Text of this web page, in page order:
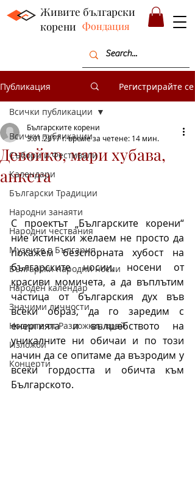
Живите български
корени Фондация
Публикация Регистрирайте се
Всички публикации
Събори и Фестивали
Календари
Български Традиции
Народни занаяти
Народни чествания
Музеите в България
Български народни носии
Народен календар
Значими личности
Носиите от Разложкия край
Изложби
Концерти
Всички публикации
Девойко, мари хубава,
анкета
Българските корени
3.01.2017 г.време за четене: 14 мин.
С проектът „Българските корени“
ние истински желаем не просто да
покажем безспорната хубост на
българските носии, носени от
красиви момичета, а да въплътим
частица от българския дух във
всеки образ, да го заредим с
енергията и вълшебството на
уникалните ни обичаи и по този
начин да се опитаме да възродим у
всеки гордостта и обичта към
Българското.